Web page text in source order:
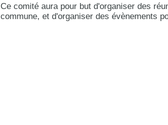
Ce comité aura pour but d'organiser des
commune, et d'organiser des évènements